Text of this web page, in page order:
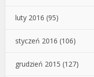
luty 2016 (95)
styczeń 2016 (106)
grudzień 2015 (127)